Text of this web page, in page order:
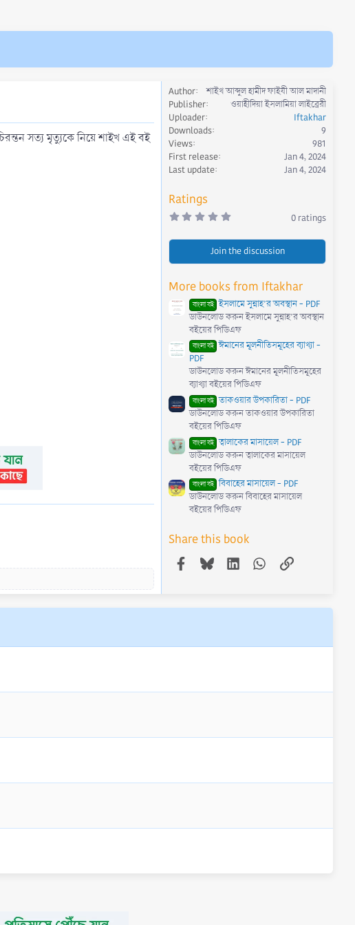
সত্য মৃত্যুকে নিয়ে শাইখ এই বই
Author
শাইখ আব্দুল হামীদ ফাইযী আল মাদানী
Publisher
ওয়াহীদিয়া ইসলামিয়া লাইব্রেরী
Uploader
Iftakhar
Downloads
9
Views
981
First release
Jan 4, 2024
Last update
Jan 4, 2024
Ratings
0
0
s
(
)
0 ratings
Join the discussion
More books from Iftakhar
বাংলা বই ইসলামে সুন্নাহ’র অবস্থান - PDF
ডাউনলোড করুন ইসলামে সুন্নাহ’র অবস্থান
বইয়ের পিডিএফ
বাংলা বই ঈমানের মূলনীতিসমূহের ব্যাখ্যা -
PDF
ডাউনলোড করুন ঈমানের মূলনীতিসমূহের
ব্যাখ্যা বইয়ের পিডিএফ
বাংলা বই তাকওয়ার উপকারিতা - PDF
ডাউনলোড করুন তাকওয়ার উপকারিতা
বইয়ের পিডিএফ
বাংলা বই ত্বালাকের মাসায়েল - PDF
ডাউনলোড করুন ত্বালাকের মাসায়েল
বইয়ের পিডিএফ
বাংলা বই বিবাহের মাসায়েল - PDF
ডাউনলোড করুন বিবাহের মাসায়েল
বইয়ের পিডিএফ
Share this book
Facebook
BlueskyLinkedInWhatsApp
Link